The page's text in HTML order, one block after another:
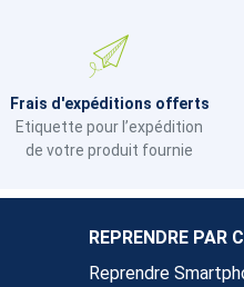
Frais d'expéditions offerts
Etiquette pour l’expédition
de votre produit fournie
REPRENDRE PAR
Reprendre